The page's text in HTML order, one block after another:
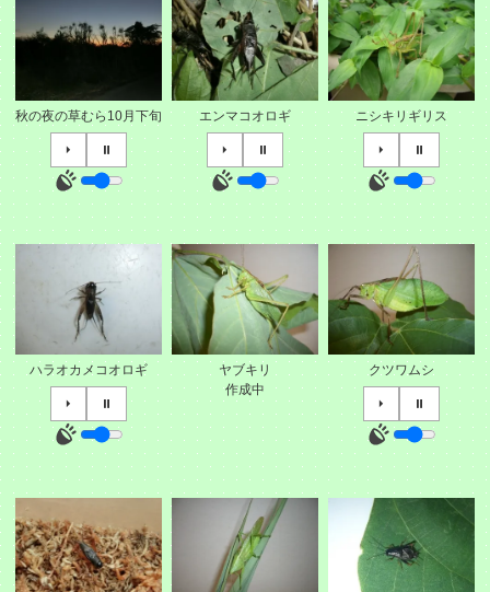
秋の夜の草むら10月下旬
⏵ ⏸
エンマコオロギ
⏵ ⏸
ニシキリギリス
⏵ ⏸
ハラオカメコオロギ
⏵ ⏸
ヤブキリ
作成中
クツワムシ
⏵ ⏸